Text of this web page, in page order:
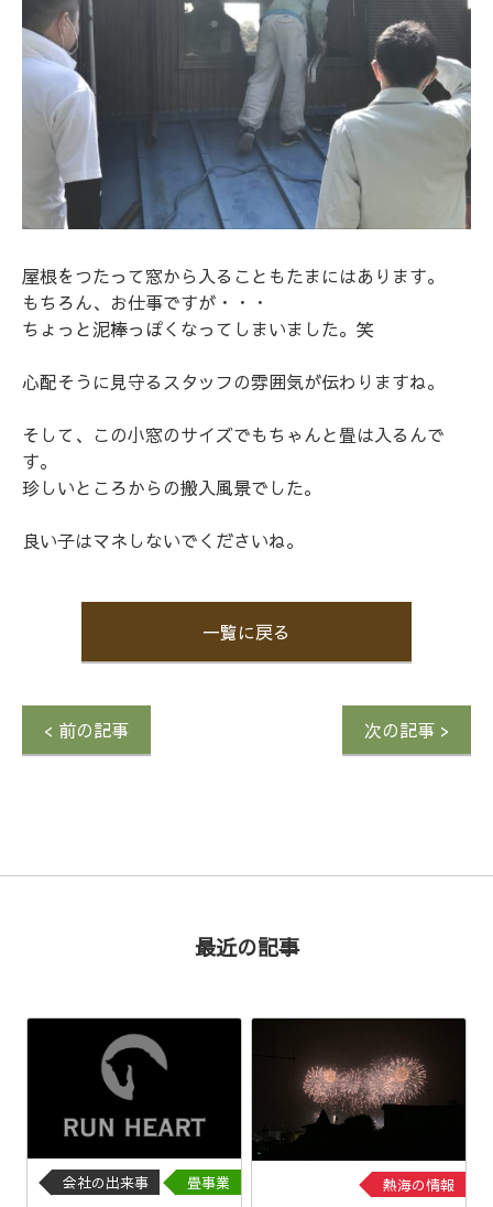
屋根をつたって窓から入ることもたまにはあります。
もちろん、お仕事ですが・・・
ちょっと泥棒っぽくなってしまいました。笑
心配そうに見守るスタッフの雰囲気が伝わりますね。
そして、この小窓のサイズでもちゃんと畳は入るんで
す。
珍しいところからの搬入風景でした。
良い子はマネしないでくださいね。
一覧に戻る
次の記事 >
< 前の記事
最近の記事
会社の出来事 畳事業 熱海の情報